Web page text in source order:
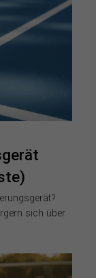
sich über